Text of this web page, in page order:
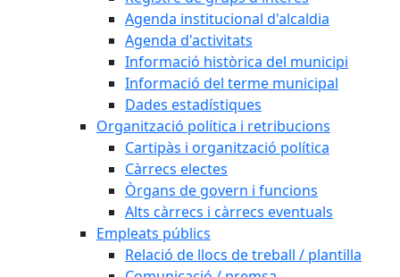
Agenda institucional d'alcaldia
Agenda d'activitats
Informació històrica del municipi
Informació del terme municipal
Dades estadístiques
Organització política i retribucions
Cartipàs i organització política
Càrrecs electes
Òrgans de govern i funcions
Alts càrrecs i càrrecs eventuals
Empleats públics
Relació de llocs de treball / plantilla